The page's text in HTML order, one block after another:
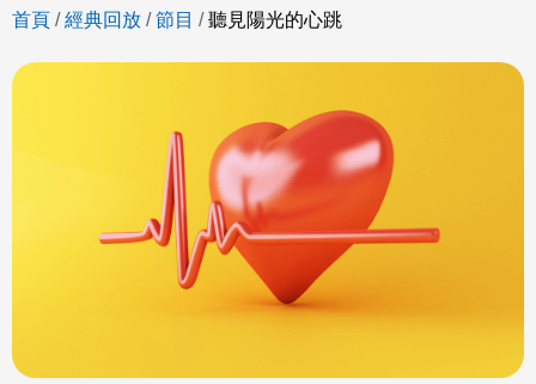
首頁 /經典回放 /節目 /聽見陽光的心跳